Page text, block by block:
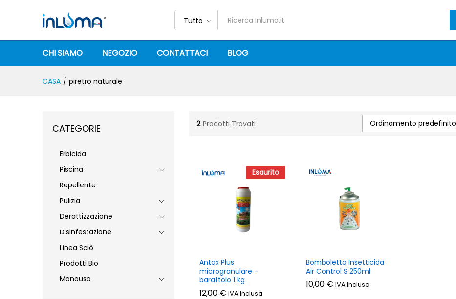
Tutto
CHI SIAMO NEGOZIO CONTATTACI BLOG
CASA / piretro naturale
2 Prodotti Trovati Ordinamento predefinito
Esaurito
Antax Plus
microgranulare –
barattolo 1 kg
12,00 € IVA Inclusa
12,00 €
Bomboletta Insetticida
Air Control S 250ml
10,00 € IVA Inclusa
10,00 €
CATEGORIE
Erbicida
Piscina
Repellente
Pulizia
Derattizzazione
Disinfestazione
Linea Sciò
Prodotti Bio
Monouso